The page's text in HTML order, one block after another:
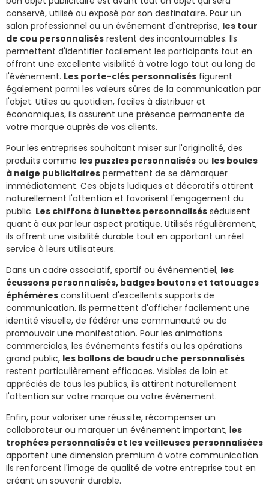
conservé, utilisé ou exposé par son destinataire. Pour un
salon professionnel ou un événement d'entreprise, les tour
de cou personnalisés restent des incontournables. Ils
permettent d'identifier facilement les participants tout en
offrant une excellente visibilité à votre logo tout au long de
l'événement. Les porte-clés personnalisés figurent
également parmi les valeurs sûres de la communication par
l'objet. Utiles au quotidien, faciles à distribuer et
économiques, ils assurent une présence permanente de
votre marque auprès de vos clients.
Pour les entreprises souhaitant miser sur l'originalité, des
produits comme les puzzles personnalisés ou les boules
à neige publicitaires permettent de se démarquer
immédiatement. Ces objets ludiques et décoratifs attirent
naturellement l'attention et favorisent l'engagement du
public. Les chiffons à lunettes personnalisés séduisent
quant à eux par leur aspect pratique. Utilisés régulièrement,
ils offrent une visibilité durable tout en apportant un réel
service à leurs utilisateurs.
Dans un cadre associatif, sportif ou événementiel, les
écussons personnalisés, badges boutons et tatouages
éphémères constituent d'excellents supports de
communication. Ils permettent d'afficher facilement une
identité visuelle, de fédérer une communauté ou de
promouvoir une manifestation. Pour les animations
commerciales, les événements festifs ou les opérations
grand public, les ballons de baudruche personnalisés
restent particulièrement efficaces. Visibles de loin et
appréciés de tous les publics, ils attirent naturellement
l'attention sur votre marque ou votre événement.
Enfin, pour valoriser une réussite, récompenser un
collaborateur ou marquer un événement important, les
trophées personnalisés et les veilleuses personnalisées
apportent une dimension premium à votre communication.
Ils renforcent l'image de qualité de votre entreprise tout en
créant un souvenir durable.